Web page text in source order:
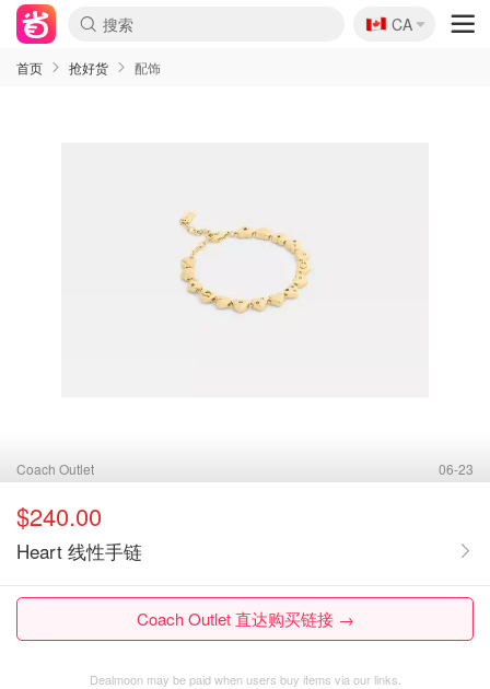
🇨🇦
CA
首页 抢好货 配饰
Coach Outlet 06-23
$240.00
Heart 线性手链
Coach Outlet 直达购买链接 →
Dealmoon may be paid when users buy items via our links.